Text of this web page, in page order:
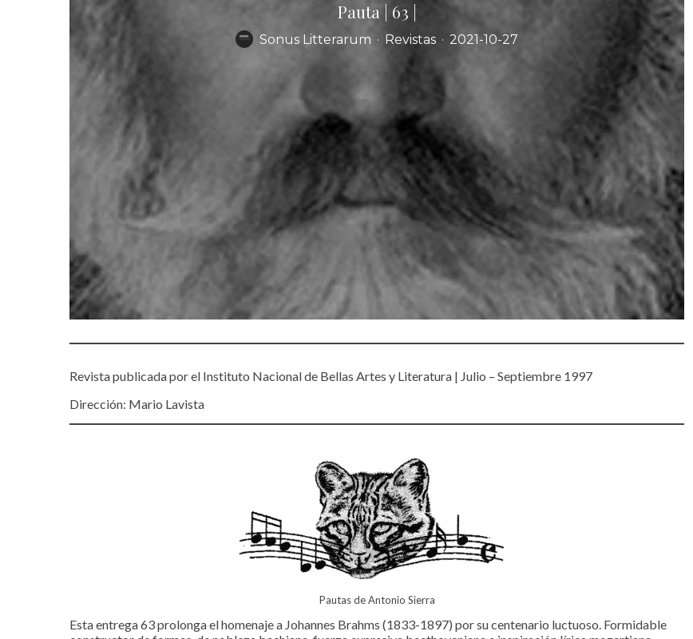
Pauta | 63 |
Sonus Litterarum · Revistas · 2021-10-27
Revista publicada por el Instituto Nacional de Bellas Artes y Literatura | Julio – Septiembre 1997
Dirección: Mario Lavista
Pautas de Antonio Sierra
Esta entrega 63 prolonga el homenaje a Johannes Brahms (1833-1897) por su centenario luctuoso. Formidable